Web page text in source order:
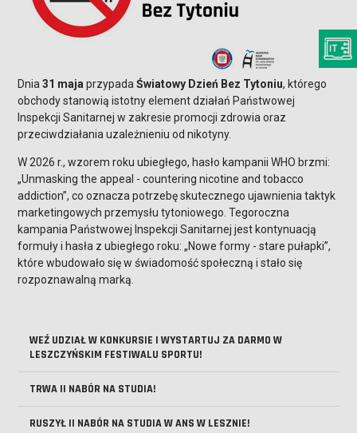
WEŹ UDZIAŁ W KONKURSIE I WYSTARTUJ ZA DARMO W
LESZCZYŃSKIM FESTIWALU SPORTU!
TRWA II NABÓR NA STUDIA!
RUSZYŁ II NABÓR NA STUDIA W ANS W LESZNIE!
Dnia31 maja przypadaŚwiatowy Dzień Bez Tytoniu, którego
obchody stanowią istotny element działań Państwowej
Inspekcji Sanitarnej w zakresie promocji zdrowia oraz
przeciwdziałania uzależnieniu od nikotyny.
W 2026 r., wzorem roku ubiegłego, hasło kampanii WHO brzmi:
„Unmasking the appeal - countering nicotine and tobacco
addiction”, co oznacza potrzebę skutecznego ujawnienia taktyk
marketingowych przemysłu tytoniowego. Tegoroczna
kampania Państwowej Inspekcji Sanitarnej jest kontynuacją
formuły i hasła z ubiegłego roku: „Nowe formy - stare pułapki”,
które wbudowało się w świadomość społeczną i stało się
rozpoznawalną marką.